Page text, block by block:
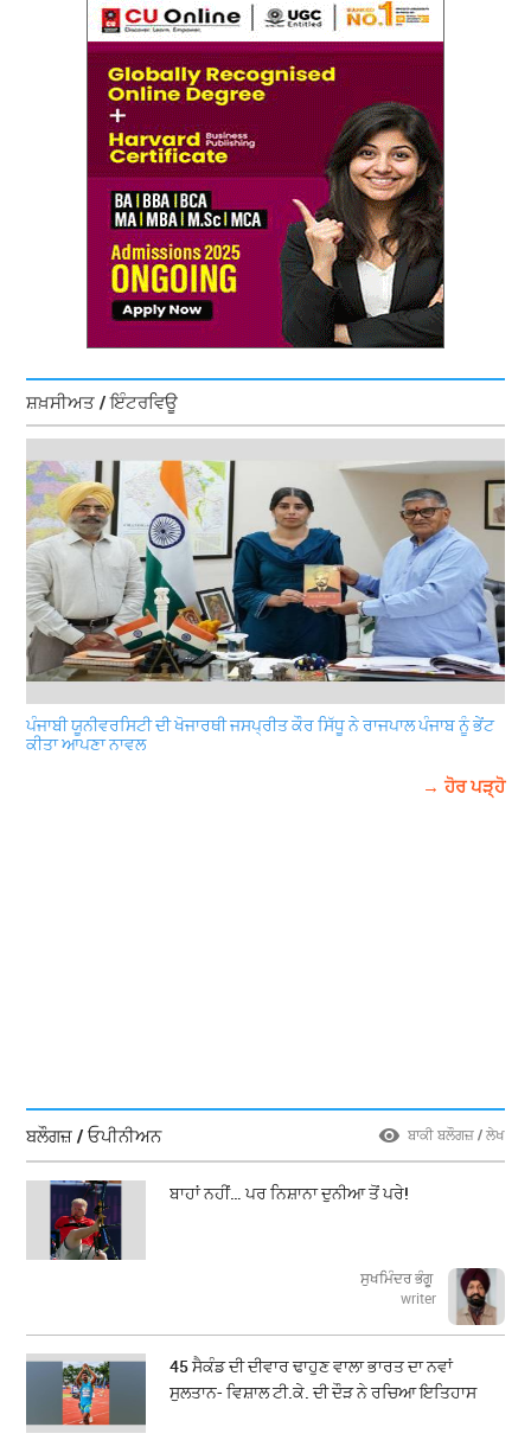
ਸ਼ਖ਼ਸੀਅਤ / ਇੰਟਰਵਿਊ
ਪੰਜਾਬੀ ਯੂਨੀਵਰਸਿਟੀ ਦੀ ਖੋਜਾਰਥੀ ਜਸਪ੍ਰੀਤ ਕੌਰ ਸਿੱਧੂ ਨੇ ਰਾਜਪਾਲ ਪੰਜਾਬ ਨੂੰ ਭੇਂਟ
ਕੀਤਾ ਆਪਣਾ ਨਾਵਲ
→ ਹੋਰ ਪੜ੍ਹੋ
ਬਲੌਗਜ਼ / ਓਪੀਨੀਅਨ ਬਾਕੀ ਬਲੌਗਜ਼ / ਲੇਖ
ਬਾਹਾਂ ਨਹੀਂ… ਪਰ ਨਿਸ਼ਾਨਾ ਦੁਨੀਆ ਤੋਂ ਪਰੇ!
ਸੁਖਮਿੰਦਰ ਭੰਗੂ
writer
45 ਸੈਕੰਡ ਦੀ ਦੀਵਾਰ ਢਾਹੁਣ ਵਾਲਾ ਭਾਰਤ ਦਾ ਨਵਾਂ
ਸੁਲਤਾਨ- ਵਿਸ਼ਾਲ ਟੀ.ਕੇ. ਦੀ ਦੌੜ ਨੇ ਰਚਿਆ ਇਤਿਹਾਸ